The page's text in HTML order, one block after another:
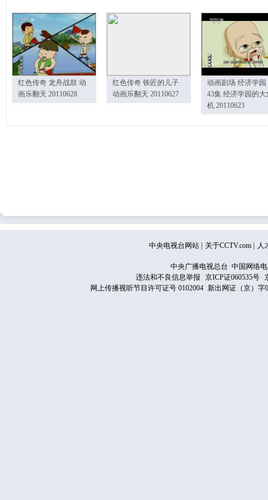
红色传奇 龙舟战鼓 动
画乐翻天 20110628
红色传奇 铁匠的儿子
动画乐翻天 20110627
动画剧场 经济学园
43集 经济学园的大
机 20110623
中央电视台网站 关于CCTV.com 人
中央广播电视总台 中国网络
违法和不良信息举报
京ICP证060535号
网上传播视听节目许可证号 0102004 新出网证（京）